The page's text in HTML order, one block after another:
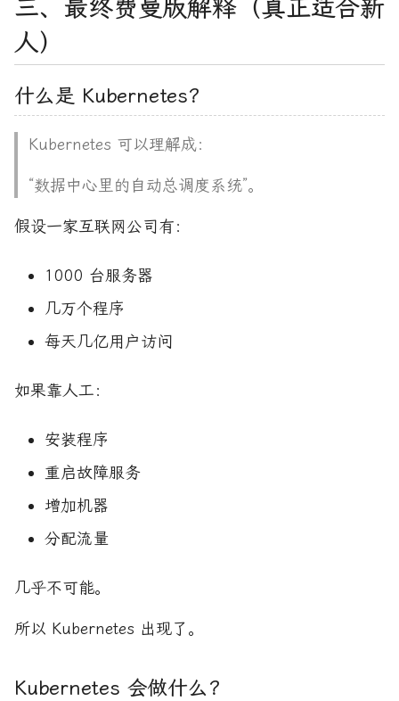
三、最终费曼版解释（真正适合新
人）
什么是 Kubernetes？
Kubernetes 可以理解成：
“数据中心里的自动总调度系统”。
假设一家互联网公司有：
1000 台服务器
几万个程序
每天几亿用户访问
如果靠人工：
安装程序
重启故障服务
增加机器
分配流量
几乎不可能。
所以 Kubernetes 出现了。
Kubernetes 会做什么？